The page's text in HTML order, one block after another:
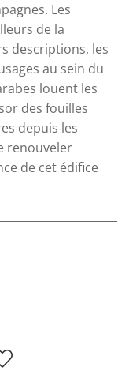
Les
de la
descriptions, les
au sein du
louent les
des fouilles
depuis les
renouveler
de cet édifice